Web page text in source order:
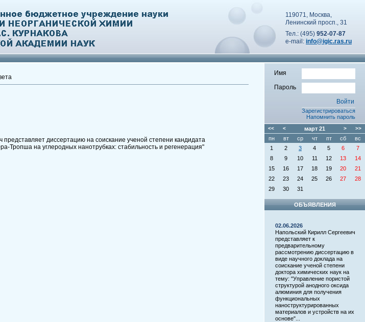
119071, Москва,
Ленинский просп., 31
Тел.: (495) 952-07-87
e-mail: info@igic.ras.ru
диссертацию на соискание ученой степени кандидата
Тропша на углеродных нанотрубках: стабильность и регенерация"
Имя
Пароль
Зарегистрироваться
Напомнить пароль
<< < март 21 > >>
пн вт ср чт пт сб
вс
1
2 3 4 5 6
7
8
9 10 11 12 13
14
15
16 17 18 19 20
21
22
23 24 25 26 27
28
29
30 31
ОБЪЯВЛЕНИЯ
02.06.2026
Напольский Кирилл Сергеевич
представляет к
предварительному
рассмотрению диссертацию в
виде научного доклада на
соискание ученой степени
доктора химических наук на
тему: "Управление пористой
структурой анодного оксида
алюминия для получения
функциональных
наноструктурированных
материалов и устройств на их
основе"...